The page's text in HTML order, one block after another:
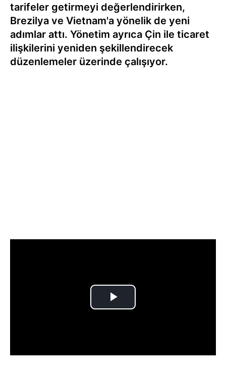
tarifeler getirmeyi değerlendirirken,
Brezilya ve Vietnam'a yönelik de yeni
adımlar attı. Yönetim ayrıca Çin ile ticaret
ilişkilerini yeniden şekillendirecek
düzenlemeler üzerinde çalışıyor.